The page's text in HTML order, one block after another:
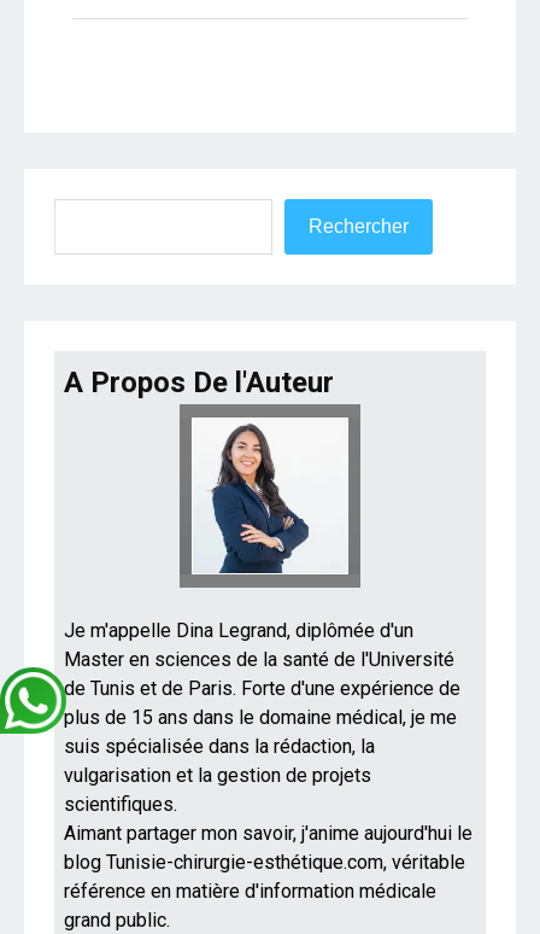
Rechercher
A Propos De l'Auteur
Je m'appelle Dina Legrand, diplômée d'un
Master en sciences de la santé de l'Université
de Tunis et de Paris. Forte d'une expérience de
plus de 15 ans dans le domaine médical, je me
suis spécialisée dans la rédaction, la
vulgarisation et la gestion de projets
scientifiques.
Aimant partager mon savoir, j'anime aujourd'hui le
blog Tunisie-chirurgie-esthétique.com, véritable
référence en matière d'information médicale
grand public.